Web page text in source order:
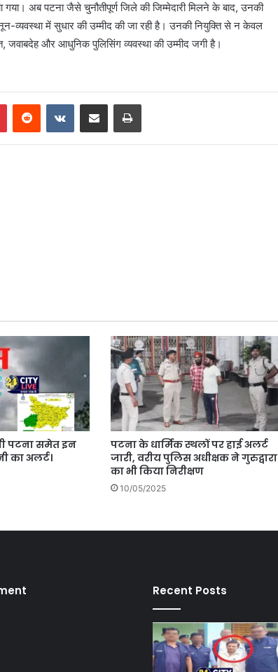
अब पटना जैसे चुनौतीपूर्ण जिले की जिम्मेदारी मिलने के बाद, उनकी
व्यवस्था में सुधार की उम्मीद की जा रही है। उनकी नियुक्ति से न केवल
जवाबदेह और आधुनिक पुलिसिंग व्यवस्था की उम्मीद जगी है।
PinterestReddit VKontakteShare via Email Print
पटना समेत इन
का अलर्ट।
पटना के धार्मिक स्थलों पर हाई अलर्ट
जारी, वरीय पुलिस अधीक्षक ने गुरुद्वारा
का भी किया निरीक्षण
10/05/2025
Recent Posts